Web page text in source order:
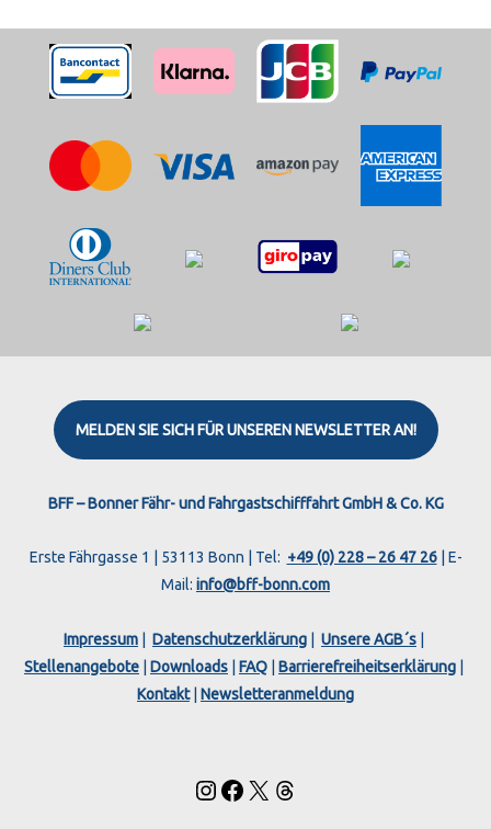
MELDEN SIE SICH FÜR UNSEREN NEWSLETTER AN!
BFF – Bonner Fähr- und Fahrgastschifffahrt GmbH & Co. KG
Erste Fährgasse 1 | 53113 Bonn | Tel: +49 (0) 228 – 26 47 26| E-
Mail: info@bff-bonn.com
Impressum Datenschutzerklärung Unsere AGB´s
Stellenangebote
Downloads FAQ Barrierefreiheitserklärung
Kontakt| Newsletteranmeldung
Instagram
Facebook
X Threads